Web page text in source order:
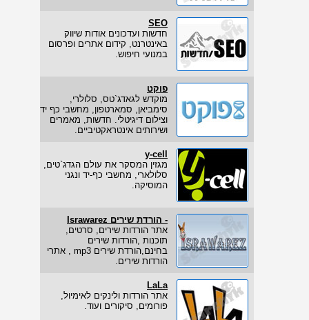
SEO
חדשות ועדכונים אודות שיווק
באינטרנט, קידום אתרים ופרסום
במנועי חיפוש.
פוקט
מוקדש לגאדג`טס, סלולרי,
סימביאן, סמארטפון, מחשבי כף יד
וצילום דיגיטלי. חדשות, מאמרים
ושירותים אינטראקטיביים.
y-cell
מגזין המסקר את עולם הגדג`טים,
סלולארי, מחשבי כף-יד ונגני
המוסיקה.
- הורדת שירים Israwarez
אתר הורדות שירים, סרטים,
תוכנות ,הורדות שירים
בחינם,הורדת שירים mp3 , אתרי
הורדות שירים.
LaLa
אתר הורדות ולינקים לאימיול,
פורומים, סיקורים ועוד.